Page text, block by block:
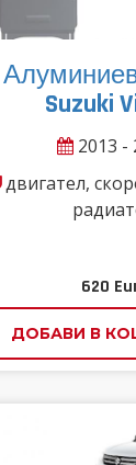
Suzuki
2013 -
двигател,
620
ДОБАВИ В